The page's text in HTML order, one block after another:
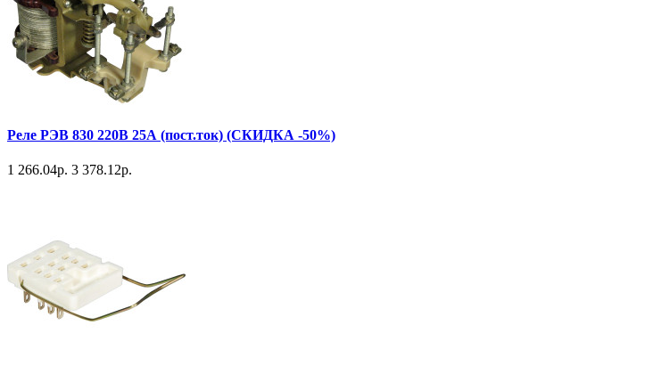
Реле РЭВ 830 220В 25А (пост.ток) (СКИДКА -50%)
1 266.04р. 3 378.12р.